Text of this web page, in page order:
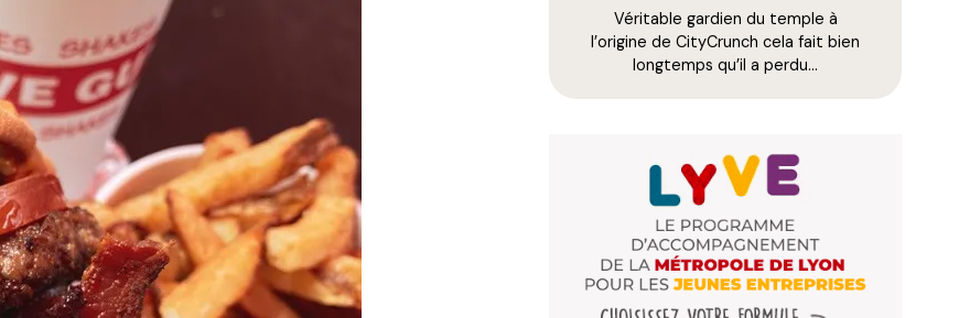
Véritable gardien du temple à
l’origine de CityCrunch cela fait bien
longtemps qu’il a perdu…